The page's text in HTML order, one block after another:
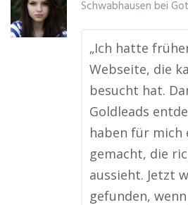
Schwabhausen bei
„Ich hatte
Webseite, die
besucht hat.
Goldleads
haben für mich
gemacht, die
aussieht. Jetzt
gefunden,